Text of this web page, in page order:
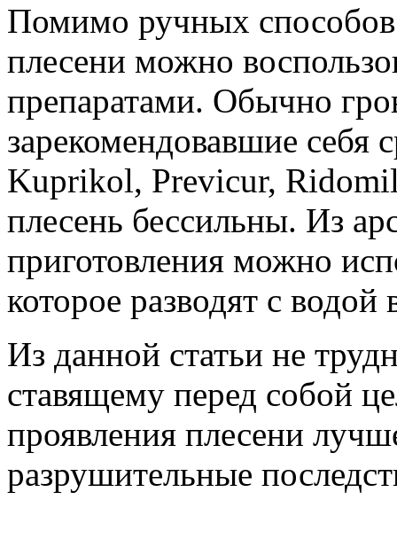
Помимо ручных
плесени можно
препаратами. Обычно
зарекомендовавшие себя
Kuprikol, Previcur,
плесень бессильны. Из
приготовления можно
которое разводят с
Из данной статьи не
ставящему перед собой
проявления плесени
разрушительные